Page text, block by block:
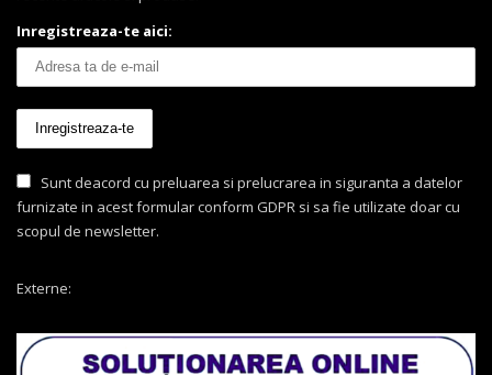
Inregistreaza-te aici:
Sunt deacord cu preluarea si prelucrarea in siguranta a datelor
furnizate in acest formular conform GDPR si sa fie utilizate doar cu
scopul de newsletter.
Externe: